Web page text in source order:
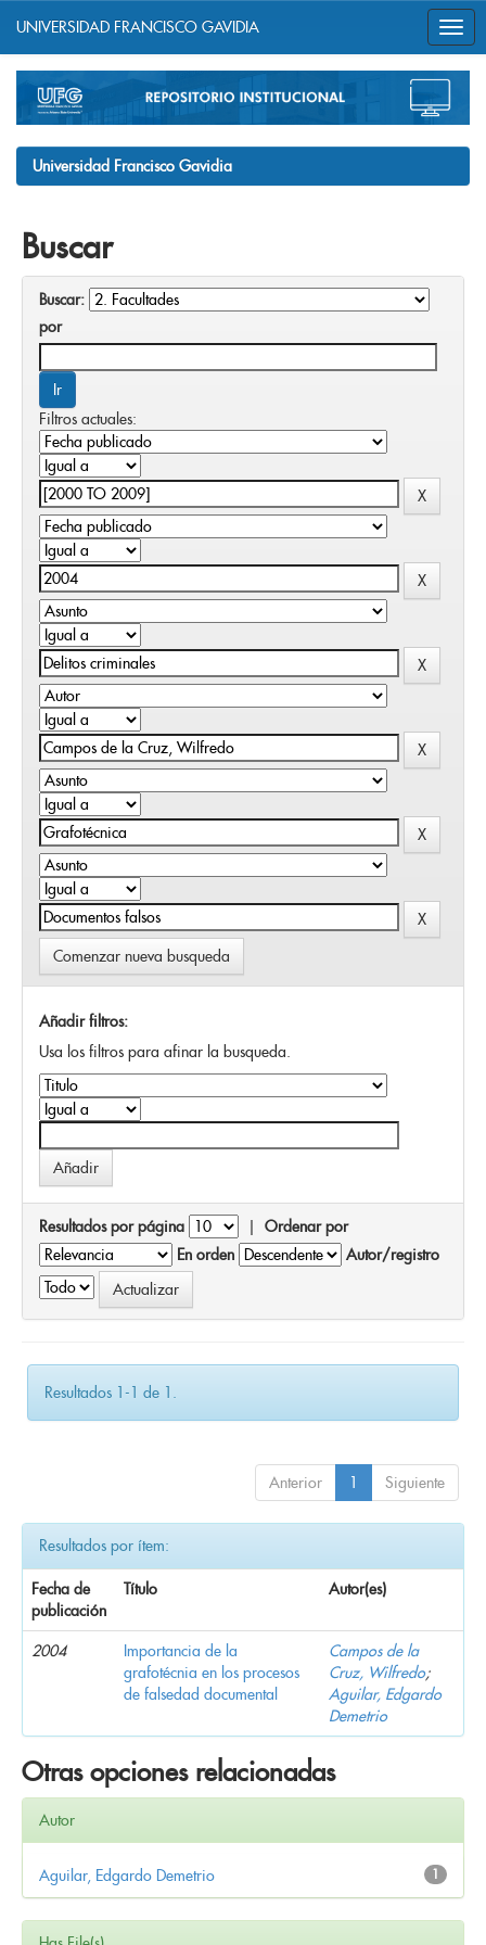
navigation
UNIVERSIDAD FRANCISCO GAVIDIA
Universidad Francisco Gavidia
Buscar
Buscar:
por
Filtros actuales:
Comenzar nueva busqueda
Añadir filtros:
Usa los filtros para afinar la busqueda.
Resultados por página | Ordenar por
En orden
Autor/registro
Resultados 1-1 de 1.
Anterior 1 Siguiente
Resultados por ítem:
Fecha de
publicación
Título Autor(es)
2004
Importancia de la
grafotécnia en los procesos
de falsedad documental
Campos de la
Cruz, Wilfredo;
Aguilar, Edgardo
Demetrio
Otras opciones relacionadas
Autor
1
Aguilar, Edgardo Demetrio